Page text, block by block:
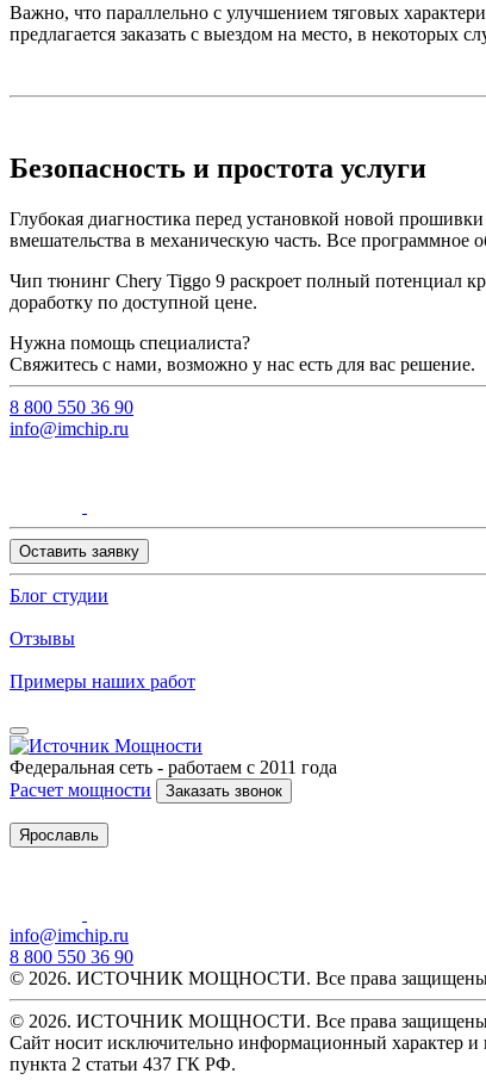
Важно, что параллельно с улучшением тяговых
предлагается заказать с выездом на место, в некоторых
Безопасность и простота услуги
Глубокая диагностика перед установкой новой
вмешательства в механическую часть. Все программное
Чип тюнинг Chery Tiggo 9 раскроет полный потенциал
доработку по доступной цене.
Нужна помощь специалиста?
Свяжитесь с нами, возможно у нас есть для вас решение.
8 800 550 36 90
info@imchip.ru
Оставить заявку
Блог студии
Отзывы
Примеры наших работ
Федеральная сеть - работаем с 2011 года
Расчет мощности
Заказать звонок
Ярославль
info@imchip.ru
8 800 550 36 90
© 2026. ИСТОЧНИК МОЩНОСТИ. Все права
© 2026. ИСТОЧНИК МОЩНОСТИ. Все права
Сайт носит исключительно информационный характер
пункта 2 статьи 437 ГК РФ.